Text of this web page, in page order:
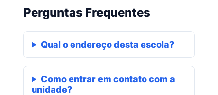
Perguntas Frequentes
Qual o endereço desta escola?
Como entrar em contato com a
unidade?